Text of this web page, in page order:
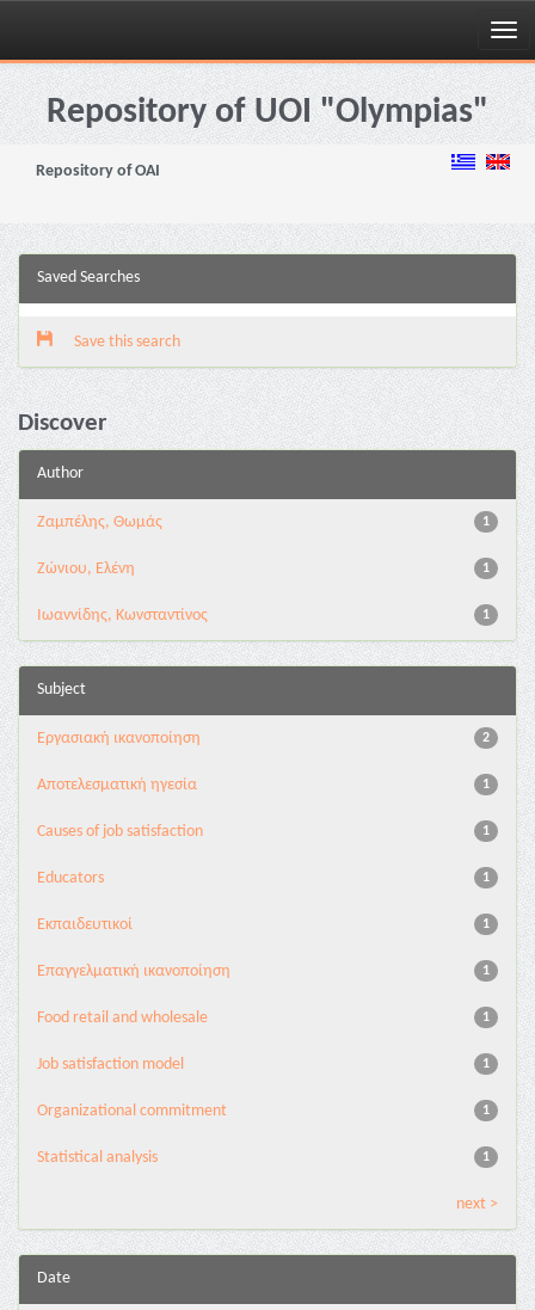
Skip
navigationRepository of UOI "Olympias"
Repository of OAI
Saved Searches
Save this search
Discover
Author
1
Ζαμπέλης, Θωμάς
1
Ζώνιου, Ελένη
1
Ιωαννίδης, Κωνσταντίνος
Subject
2
Εργασιακή ικανοποίηση
1
Aποτελεσματική ηγεσία
1
Causes of job satisfaction
1
Educators
1
Eκπαιδευτικοί
1
Eπαγγελματική ικανοποίηση
1
Food retail and wholesale
1
Job satisfaction model
1
Organizational commitment
1
Statistical analysis
next >
Date